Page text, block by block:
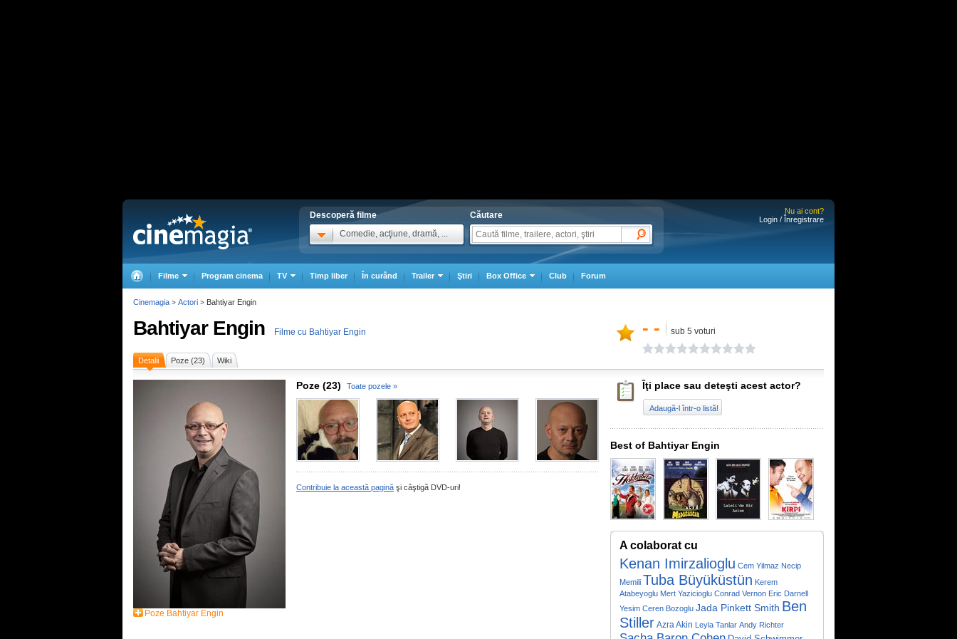
Descoperă filme
Comedie, acţiune, dramă, ...
Căutare
Nu ai cont?
Login / Înregistrare
Filme Program cinema TV Timp liber În curând Trailer Ştiri Box Office Club Forum
Bahtiyar Engin Filme cu Bahtiyar Engin - - sub 5 voturi
Detalii Poze (23) Wiki
Poze Bahtiyar Engin
Poze (23) Toate pozele »
Contribuie la această pagină şi câştigă DVD-uri!
Îţi place sau deteşti acest actor?
Adaugă-l într-o listă!
Best of Bahtiyar Engin
A colaborat cu
Kenan Imirzalioglu Cem Yilmaz Necip
Memili Tuba Büyüküstün Kerem
Atabeyoglu Mert Yazicioglu Conrad Vernon Eric Darnell
Yesim Ceren Bozoglu Jada Pinkett Smith Ben
Stiller Azra Akin Leyla Tanlar Andy Richter
Cinemagia > Actori > Bahtiyar Engin